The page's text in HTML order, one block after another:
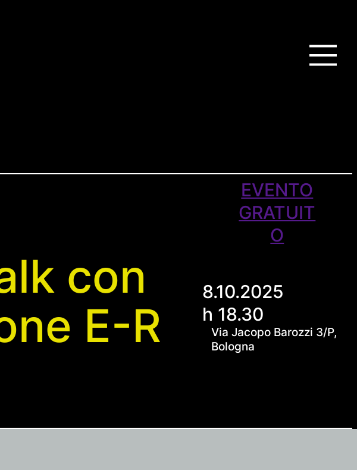
EVENTO
GRATUIT
O
8.10.2025
h 18.30
Via Jacopo Barozzi 3/P,
Bologna
con
E-R